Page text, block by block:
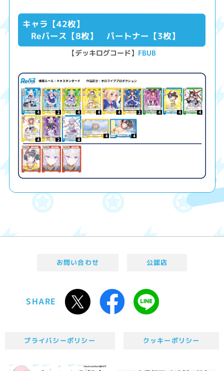
キャラ【42枚】
Reバース【8枚】 パートナー【3枚】
【デッキログコード】 FBUB
お問い合わせ 公認店
SHARE
プライバシーポリシー クッキーポリシー